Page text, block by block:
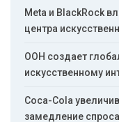
Meta и BlackRock
центра
ООН создает
искусственному
Coca-Cola
замедление спроса